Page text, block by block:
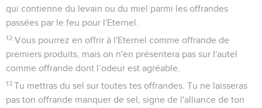
qui contienne du levain ou du miel parmi les offrandes
passées par le feu pour l'Eternel.
12 Vous pourrez en offrir à l'Eternel comme offrande de
premiers produits, mais on n'en présentera pas sur l'autel
comme offrande dont l’odeur est agréable.
13 Tu mettras du sel sur toutes tes offrandes. Tu ne laisseras
pas ton offrande manquer de sel, signe de l'alliance de ton